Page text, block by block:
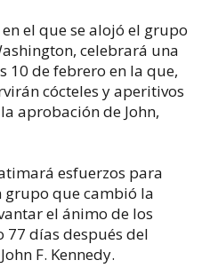
el que se alojó el grupo
celebrará una
10 de febrero en la que,
cócteles y aperitivos
aprobación de John,
esfuerzos para
que cambió la
el ánimo de los
77 días después del
F. Kennedy.